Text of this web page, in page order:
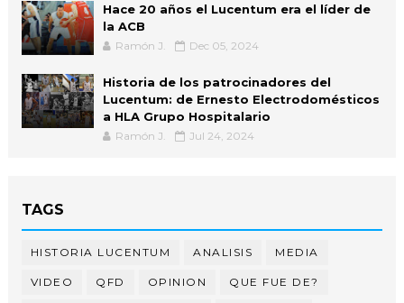
Hace 20 años el Lucentum era el líder de
la ACB
Ramón J. Dec 05, 2024
Historia de los patrocinadores del
Lucentum: de Ernesto Electrodomésticos
a HLA Grupo Hospitalario
Ramón J. Jul 24, 2024
TAGS
HISTORIA LUCENTUM ANALISIS MEDIA
VIDEO QFD OPINION QUE FUE DE?